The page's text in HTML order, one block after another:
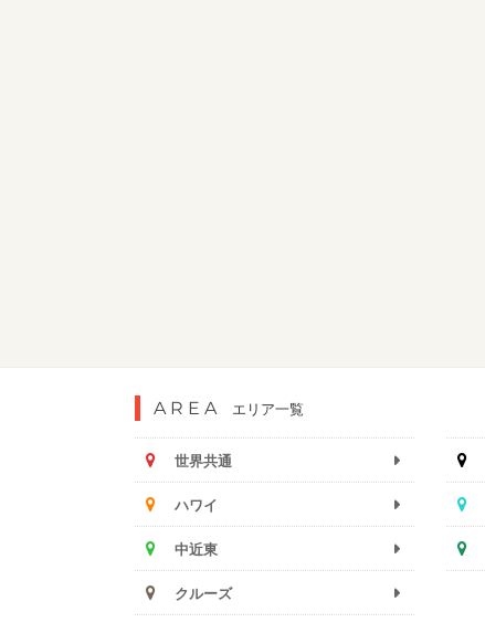
AREA エリア一覧
世界共通
ハワイ
中近東
クルーズ